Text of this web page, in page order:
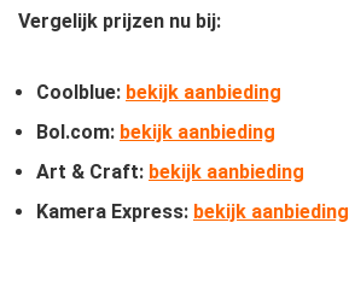
Vergelijk prijzen nu bij:
Coolblue: bekijk aanbieding
Bol.com: bekijk aanbieding
Art & Craft: bekijk aanbieding
Kamera Express: bekijk aanbieding